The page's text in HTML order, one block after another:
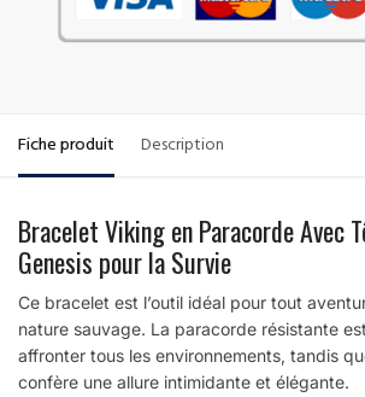
Fiche produit Description
Bracelet Viking en Paracorde Avec
Genesis pour la Survie
Ce bracelet est l’outil idéal pour tout
nature sauvage. La paracorde résistante
affronter tous les environnements, tandis
confère une allure intimidante et élégante.